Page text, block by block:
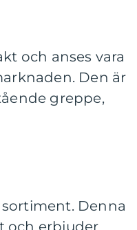
och anses vara
Den är
greppe,
Denna
och erbjuder